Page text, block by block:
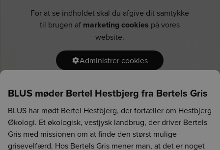
For at se indholdet skal du afgive dit samtykke
til brugen af marketing cookies på vores
website.
Administrer cookies
BLUS møder Bertel Hestbjerg fra Bertels Gris
BLUS har mødt Bertel Hestbjerg, der fortæller om Hestbjerg
Økologi. Et økologisk, vestjysk landbrug, der driver Bertels
Gris med missionen om at finde den størst mulige
grisevelfærd. Hos Bertels Gris mener man, at det er noget